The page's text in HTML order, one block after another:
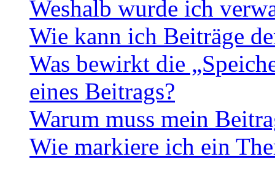
Weshalb wurde ich
Wie kann ich Beiträge
Was bewirkt die
eines Beitrags?
Warum muss mein
Wie markiere ich ein